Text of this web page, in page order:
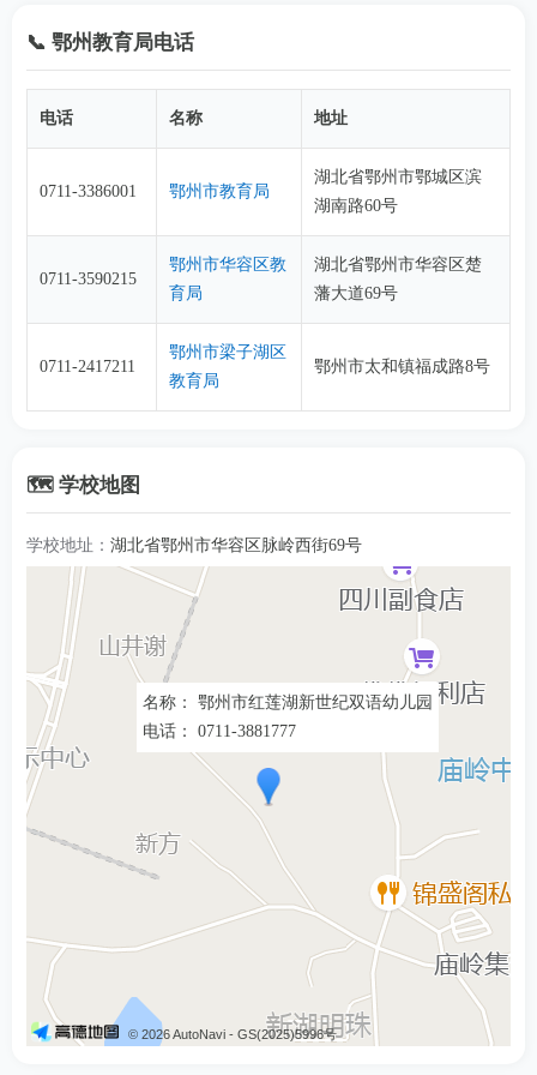
📞 鄂州教育局电话
电话 名称 地址
0711-3386001 鄂州市教育局
湖北省鄂州市鄂城区滨
湖南路60号
0711-3590215
鄂州市华容区教
育局
湖北省鄂州市华容区楚
藩大道69号
0711-2417211
鄂州市梁子湖区
教育局
鄂州市太和镇福成路8号
🗺️ 学校地图
学校地址： 湖北省鄂州市华容区脉岭西街69号
名称： 鄂州市红莲湖新世纪双语幼儿园
电话： 0711-3881777
© 2026 AutoNavi - GS(2025)5996号